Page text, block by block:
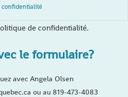
confidentialité
de confidentialité.
le formulaire?
avec Angela Olsen
ou au 819-473-4083